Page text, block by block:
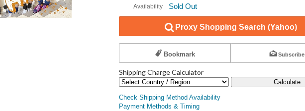
Availability Sold Out
Proxy Shopping Search (Yahoo)
Bookmark Subscribe
Shipping Charge Calculator
Calculate
Check Shipping Method Availability
Payment Methods & Timing